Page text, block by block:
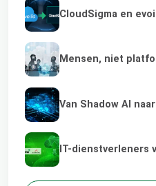
CloudSigma en
Mensen, niet
Van Shadow AI
IT-dienstverleners